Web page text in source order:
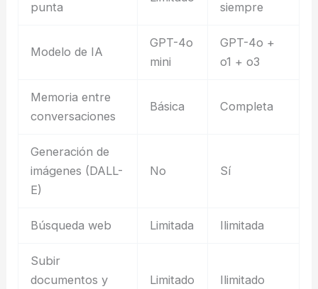
punta
siempre
Modelo de IA
GPT-4o
mini
GPT-4o +
o1 + o3
Memoria entre
conversaciones
Básica Completa
Generación de
imágenes (DALL-
E)
No Sí
Búsqueda web Limitada Ilimitada
Subir
documentos y
Limitado Ilimitado